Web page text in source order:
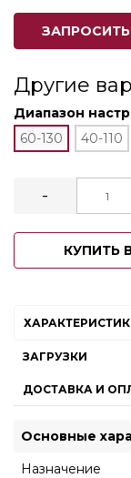
Другие
Диапазон
60-130
40-110
-
КУПИТЬ
ЗАГРУЗКИ
ДОСТАВКА И
Основные
Назначение